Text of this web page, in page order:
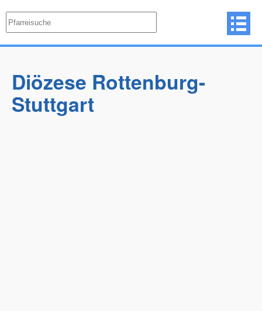
Diözese Rottenburg-
Stuttgart